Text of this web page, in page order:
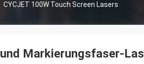
CYCJET 100W Touch Screen Lasers
Markierungsfaser-